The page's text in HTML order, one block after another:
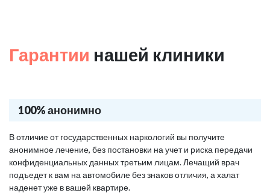
Гарантии нашей клиники
100% анонимно
В отличие от государственных наркологий вы получите
анонимное лечение, без постановки на учет и риска передачи
конфиденциальных данных третьим лицам. Лечащий врач
подъедет к вам на автомобиле без знаков отличия, а халат
наденет уже в вашей квартире.